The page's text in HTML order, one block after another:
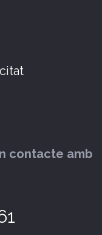
contacte amb